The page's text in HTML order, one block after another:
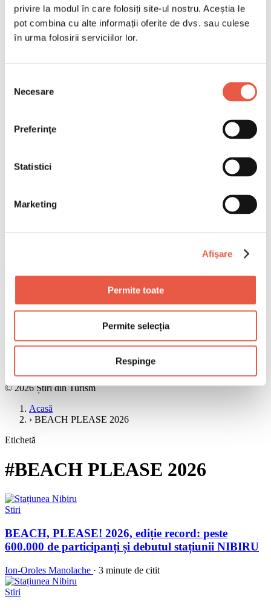
privire la modul în care folosiți site-ul nostru. Aceștia le
pot combina cu alte informații oferite de dvs. sau culese
în urma folosirii serviciilor lor.
consimțământului
Necesare
Preferinţe
Statistici
Marketing
Afişare
Permite toate
Permite selecția
Respinge
Meniu
Acasă
Știri
Destinații
© 2026 Știri din Turism
Acasă
› BEACH PLEASE 2026
Etichetă
#BEACH PLEASE 2026
Stiri
BEACH, PLEASE! 2026, ediție record: peste
600.000 de participanți și debutul stațiunii NIBIRU
Ion-Oroles Manolache · 3 minute de citit
Stiri